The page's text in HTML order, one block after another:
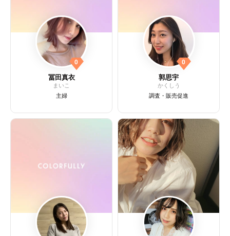
0
冨田真衣
まいこ
主婦
0
郭思宇
かくしう
調査・販売促進